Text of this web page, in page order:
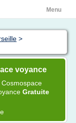
Menu
>
voyance
Cosmospace
Gratuite